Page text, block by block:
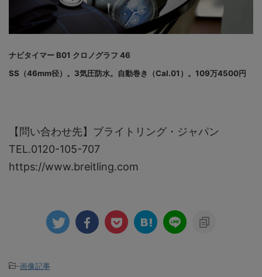
ナビタイマー B01 クロノグラフ 46
SS（46mm径）。3気圧防水。自動巻き（Cal.01）。109万4500円
【問い合わせ先】ブライトリング・ジャパン
TEL.0120-105-707
https://www.breitling.com
-画像記事